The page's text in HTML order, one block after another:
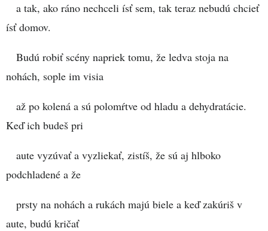
a tak, ako ráno nechceli ísť sem, tak teraz nebudú chcieť
ísť domov.
Budú robiť scény napriek tomu, že ledva stoja na
nohách, sople im visia
až po kolená a sú polomŕtve od hladu a dehydratácie.
Keď ich budeš pri
aute vyzúvať a vyzliekať, zistíš, že sú aj hlboko
podchladené a že
prsty na nohách a rukách majú biele a keď zakúriš v
aute, budú kričať